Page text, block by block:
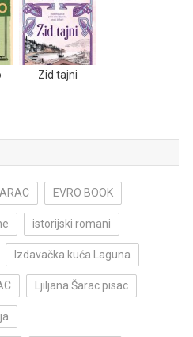
Zid tajni
EVRO BOOK
istorijski romani
Izdavačka kuća Laguna
Ljiljana Šarac pisac